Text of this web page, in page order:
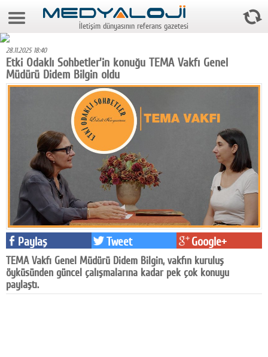
7 Ağustos 2026 21:12:16
Foto Galeri
Video Galeri
Gazeteler
Medya
Reyting-tiraj
Teknoloji
Televizyon
Dünya
Pr
Facebook
İletişim dünyasının referans gazetesi
28.11.2025 18:40
Etki Odaklı Sohbetler'in konuğu TEMA Vakfı Genel
Müdürü Didem Bilgin oldu
Paylaş Tweet Google+
TEMA Vakfı Genel Müdürü Didem Bilgin, vakfın kuruluş
öyküsünden güncel çalışmalarına kadar pek çok konuyu
paylaştı.